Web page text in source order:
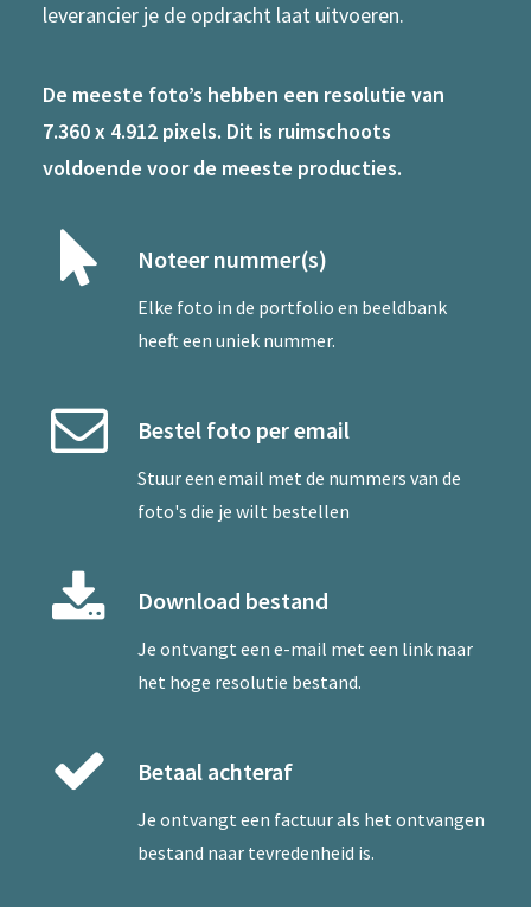
leverancier je de opdracht laat uitvoeren.
De meeste foto’s hebben een resolutie van
7.360 x 4.912 pixels. Dit is ruimschoots
voldoende voor de meeste producties.
Noteer nummer(s)
Elke foto in de portfolio en beeldbank
heeft een uniek nummer.
Bestel foto per email
Stuur een email met de nummers van de
foto's die je wilt bestellen
Download bestand
Je ontvangt een e-mail met een link naar
het hoge resolutie bestand.
Betaal achteraf
Je ontvangt een factuur als het ontvangen
bestand naar tevredenheid is.